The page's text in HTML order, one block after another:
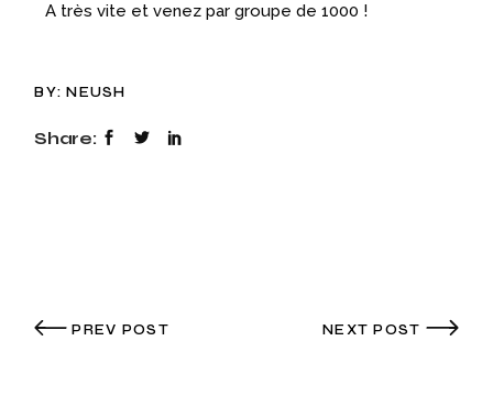
A très vite et venez par groupe de 1000 !
BY: NEUSH
Share:
PREV POST NEXT POST